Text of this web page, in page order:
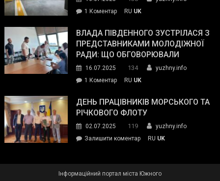
окупанти.
Маємо
діяти
команда
пожежу
у
1 Коментардо
Південного
провів
інспекцію
укриття
RU UK
ВЛАДА ПІВДЕННОГО ЗУСТРІЛАСЯ З
ПРЕДСТАВНИКАМИ МОЛОДІЖНОЇ
РАДИ: ЩО ОБГОВОРЮВАЛИ
16.07.2025 134
yuzhny.info
1 Коментардо
Південного
зустрілася
представниками
молодіжної
обговорювали
RU UK
ДЕНЬ ПРАЦІВНИКІВ МОРСЬКОГО ТА
РІЧКОВОГО ФЛОТУ
02.07.2025 119
yuzhny.info
Залишити коментарon
RU UK
Інформаційний портал міста Южного